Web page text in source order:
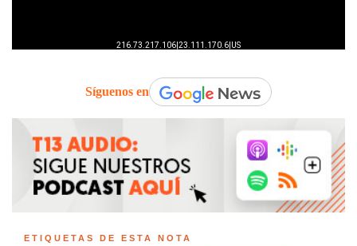
Síguenos en
ETIQUETAS DE ESTA NOTA